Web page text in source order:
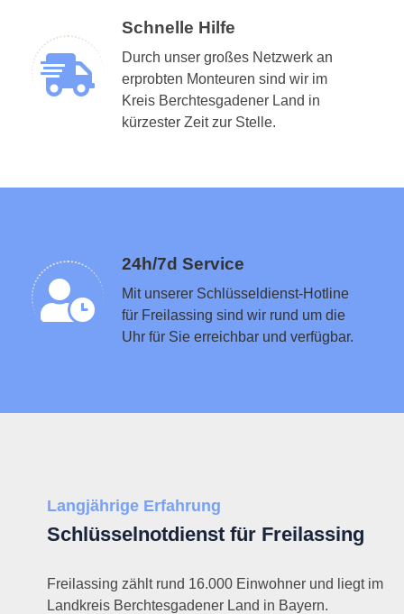
Schnelle Hilfe
Durch unser großes Netzwerk an
erprobten Monteuren sind wir im
Kreis Berchtesgadener Land in
kürzester Zeit zur Stelle.
24h/7d Service
Mit unserer Schlüsseldienst-Hotline
für Freilassing sind wir rund um die
Uhr für Sie erreichbar und verfügbar.
Schlüsseldienst in der Nähe vermitteln
Langjährige Erfahrung
Schlüsselnotdienst für Freilassing
Freilassing zählt rund 16.000 Einwohner und liegt im
Landkreis Berchtesgadener Land in Bayern.